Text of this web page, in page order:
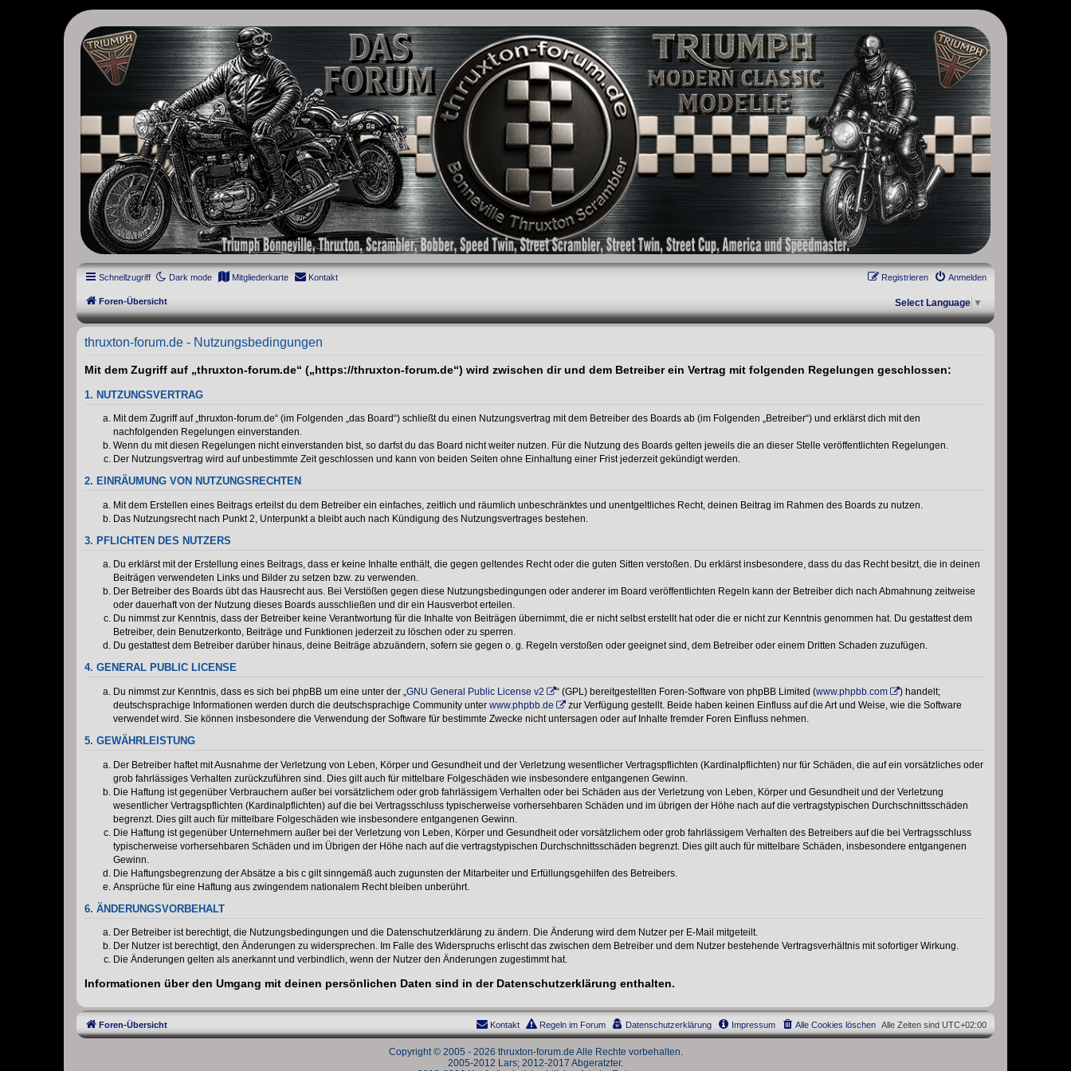
thruxton-forum.de
DAS FORUM! Alles rund um die Triumph Modern Classic Modelle. Das Forum für die New Bonneville Baureihen ab BJ 2001. Triumph Bonneville, Thruxton, Scrambler, Bobber, Speed Twin, Street Scrambler, Street Twin,
Street Cup, America und Speedmaster.
Schnellzugriff Dark mode Mitgliederkarte Kontakt Anmelden
Registrieren
Foren-Übersicht Select Language ▼
thruxton-forum.de - Nutzungsbedingungen
Mit dem Zugriff auf „thruxton-forum.de“ („https://thruxton-forum.de“) wird zwischen dir und dem Betreiber ein Vertrag mit folgenden Regelungen geschlossen:
1. NUTZUNGSVERTRAG
Mit dem Zugriff auf „thruxton-forum.de“ (im Folgenden „das Board“) schließt du einen Nutzungsvertrag mit dem Betreiber des Boards ab (im Folgenden „Betreiber“) und erklärst dich mit den
nachfolgenden Regelungen einverstanden.
Wenn du mit diesen Regelungen nicht einverstanden bist, so darfst du das Board nicht weiter nutzen. Für die Nutzung des Boards gelten jeweils die an dieser Stelle veröffentlichten Regelungen.
Der Nutzungsvertrag wird auf unbestimmte Zeit geschlossen und kann von beiden Seiten ohne Einhaltung einer Frist jederzeit gekündigt werden.
2. EINRÄUMUNG VON NUTZUNGSRECHTEN
Mit dem Erstellen eines Beitrags erteilst du dem Betreiber ein einfaches, zeitlich und räumlich unbeschränktes und unentgeltliches Recht, deinen Beitrag im Rahmen des Boards zu nutzen.
Das Nutzungsrecht nach Punkt 2, Unterpunkt a bleibt auch nach Kündigung des Nutzungsvertrages bestehen.
3. PFLICHTEN DES NUTZERS
Du erklärst mit der Erstellung eines Beitrags, dass er keine Inhalte enthält, die gegen geltendes Recht oder die guten Sitten verstoßen. Du erklärst insbesondere, dass du das Recht besitzt, die in deinen
Beiträgen verwendeten Links und Bilder zu setzen bzw. zu verwenden.
Der Betreiber des Boards übt das Hausrecht aus. Bei Verstößen gegen diese Nutzungsbedingungen oder anderer im Board veröffentlichten Regeln kann der Betreiber dich nach Abmahnung zeitweise
oder dauerhaft von der Nutzung dieses Boards ausschließen und dir ein Hausverbot erteilen.
Du nimmst zur Kenntnis, dass der Betreiber keine Verantwortung für die Inhalte von Beiträgen übernimmt, die er nicht selbst erstellt hat oder die er nicht zur Kenntnis genommen hat. Du gestattest dem
Betreiber, dein Benutzerkonto, Beiträge und Funktionen jederzeit zu löschen oder zu sperren.
Du gestattest dem Betreiber darüber hinaus, deine Beiträge abzuändern, sofern sie gegen o. g. Regeln verstoßen oder geeignet sind, dem Betreiber oder einem Dritten Schaden zuzufügen.
4. GENERAL PUBLIC LICENSE
Du nimmst zur Kenntnis, dass es sich bei phpBB um eine unter der „ GNU General Public License v2 “ (GPL) bereitgestellten Foren-Software von phpBB Limited (www.phpbb.com
) handelt;
deutschsprachige Informationen werden durch die deutschsprachige Community unter www.phpbb.de
zur Verfügung gestellt. Beide haben keinen Einfluss auf die Art und Weise, wie die Software
verwendet wird. Sie können insbesondere die Verwendung der Software für bestimmte Zwecke nicht untersagen oder auf Inhalte fremder Foren Einfluss nehmen.
5. GEWÄHRLEISTUNG
Der Betreiber haftet mit Ausnahme der Verletzung von Leben, Körper und Gesundheit und der Verletzung wesentlicher Vertragspflichten (Kardinalpflichten) nur für Schäden, die auf ein vorsätzliches oder
grob fahrlässiges Verhalten zurückzuführen sind. Dies gilt auch für mittelbare Folgeschäden wie insbesondere entgangenen Gewinn.
Die Haftung ist gegenüber Verbrauchern außer bei vorsätzlichem oder grob fahrlässigem Verhalten oder bei Schäden aus der Verletzung von Leben, Körper und Gesundheit und der Verletzung
wesentlicher Vertragspflichten (Kardinalpflichten) auf die bei Vertragsschluss typischerweise vorhersehbaren Schäden und im übrigen der Höhe nach auf die vertragstypischen Durchschnittsschäden
begrenzt. Dies gilt auch für mittelbare Folgeschäden wie insbesondere entgangenen Gewinn.
Die Haftung ist gegenüber Unternehmern außer bei der Verletzung von Leben, Körper und Gesundheit oder vorsätzlichem oder grob fahrlässigem Verhalten des Betreibers auf die bei Vertragsschluss
typischerweise vorhersehbaren Schäden und im Übrigen der Höhe nach auf die vertragstypischen Durchschnittsschäden begrenzt. Dies gilt auch für mittelbare Schäden, insbesondere entgangenen
Gewinn.
Die Haftungsbegrenzung der Absätze a bis c gilt sinngemäß auch zugunsten der Mitarbeiter und Erfüllungsgehilfen des Betreibers.
Ansprüche für eine Haftung aus zwingendem nationalem Recht bleiben unberührt.
6. ÄNDERUNGSVORBEHALT
Der Betreiber ist berechtigt, die Nutzungsbedingungen und die Datenschutzerklärung zu ändern. Die Änderung wird dem Nutzer per E-Mail mitgeteilt.
Der Nutzer ist berechtigt, den Änderungen zu widersprechen. Im Falle des Widerspruchs erlischt das zwischen dem Betreiber und dem Nutzer bestehende Vertragsverhältnis mit sofortiger Wirkung.
Die Änderungen gelten als anerkannt und verbindlich, wenn der Nutzer den Änderungen zugestimmt hat.
Informationen über den Umgang mit deinen persönlichen Daten sind in der Datenschutzerklärung enthalten.
Foren-Übersicht Alle Zeiten sind UTC+02:00
Alle Cookies löschen
Impressum
Datenschutzerklärung
Regeln im Forum
Kontakt
Copyright © 2005 - 2026 thruxton-forum.de Alle Rechte vorbehalten.
2005-2012 Lars; 2012-2017 Abgeratzter.